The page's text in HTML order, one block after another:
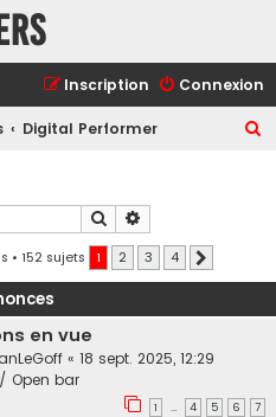
Connexion
Inscription
Digital Performer
r
c
r
Rechercher
• 152 sujets 1 2 3 4
en vue
« 18 sept. 2025, 12:29
Open bar
1 … 4 5 6 7